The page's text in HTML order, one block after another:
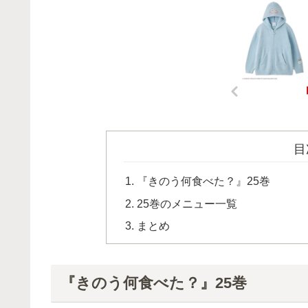
『きのう何食べた？』25巻
25巻のメニュー一覧
まとめ
『きのう何食べた？』25巻